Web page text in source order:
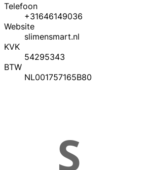
Telefoon
+31646149036
Website
slimensmart.nl
KVK
54295343
BTW
NL001757165B80